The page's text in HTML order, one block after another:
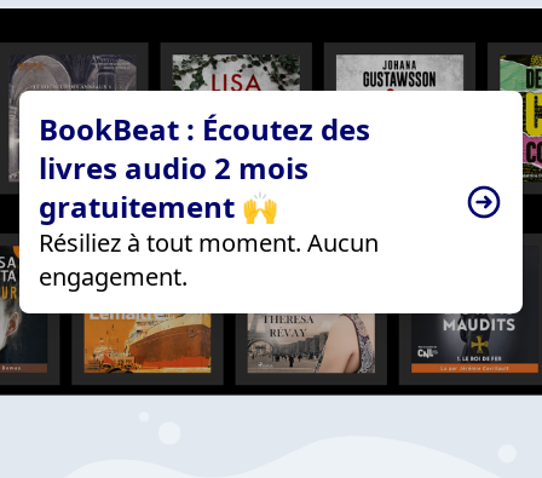
BookBeat : Écoutez des
livres audio 2 mois
gratuitement 🙌
Résiliez à tout moment. Aucun
engagement.